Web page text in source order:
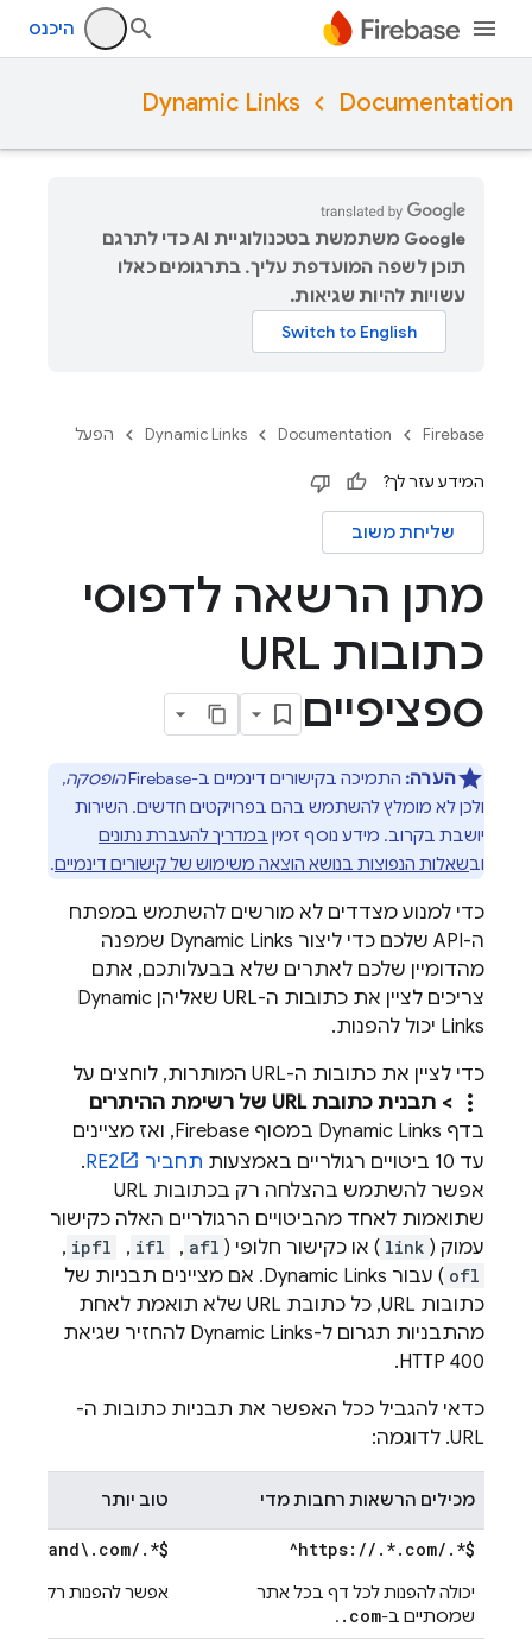
היכנס
Documentation
Dynamic Links
‫Google משתמשת בטכנולוגיית AI כדי לתרגם
תוכן לשפה המועדפת עליך. בתרגומים כאלו
עשויות להיות שגיאות.
Firebase
Documentation
Dynamic Links הפעל
המידע עזר לך?
שליחת משוב
מתן הרשאה לדפוסי
כתובות URL
ספציפיים
הערה: התמיכה בקישורים דינמיים ב-Firebase הופסקה,
ולכן לא מומלץ להשתמש בהם בפרויקטים חדשים. השירות
יושבת בקרוב. מידע נוסף זמין במדריך להעברת נתונים
ובשאלות הנפוצות בנושא הוצאה משימוש של קישורים דינמיים.
כדי למנוע מצדדים לא מורשים להשתמש במפתח
ה-API שלכם כדי ליצור
Dynamic Links שמפנה
מהדומיין שלכם לאתרים שלא בבעלותכם, אתם
צריכים לציין את כתובות ה-URL שאליהן
Dynamic
Links יכול להפנות.
כדי לציין את כתובות ה-URL המותרות, לוחצים על
more_vert
> תבנית כתובת URL של רשימת ההיתרים
בדף Dynamic Links במסוף Firebase, ואז מציינים
עד 10 ביטויים רגולריים באמצעות
תחביר RE2
.
אפשר להשתמש בהצלחה רק בכתובות URL
שתואמות לאחד מהביטויים הרגולריים האלה כקישור
עמוק ( link ) או כקישור חלופי ( afl
, ‏
ifl
, ‏
ipfl
, ‏
ofl ) עבור Dynamic Links. אם מציינים תבניות של
כתובות URL, כל כתובת URL שלא תואמת לאחת
מהתבניות תגרום ל-Dynamic Links להחזיר שגיאת
HTTP 400.
כדאי להגביל ככל האפשר את תבניות כתובות ה-
URL. לדוגמה:
מכילים הרשאות רחבות מדי טוב יותר
^https://.*.com/.*$
יכולה להפנות לכל דף בכל אתר
שמסתיים ב-.com
.
.*$
אפשר להפנות רק